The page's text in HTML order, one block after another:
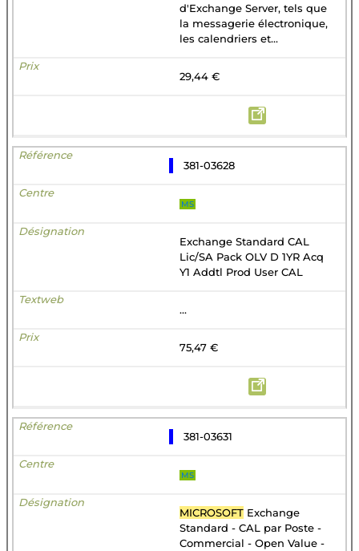
d'Exchange Server, tels que
la messagerie électronique,
les calendriers et...
29,44 €
381-03628
MS
Exchange Standard CAL
Lic/SA Pack OLV D 1YR Acq
Y1 Addtl Prod User CAL
...
75,47 €
381-03631
MS
MICROSOFT Exchange
Standard - CAL par Poste -
Commercial - Open Value -